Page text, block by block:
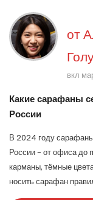
от
вкл
Какие сарафаны
России
В 2024 году
России - от офиса до
карманы, тёмные
носить сарафан